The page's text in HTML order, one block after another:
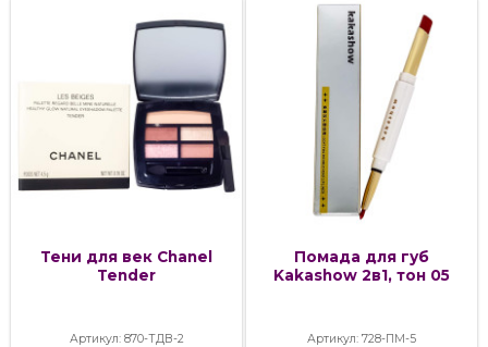
Тени для век Chanel
Tender
Артикул: 870-ТДВ-2
Помада для губ
Kakashow 2в1, тон 05
Артикул: 728-ПМ-5